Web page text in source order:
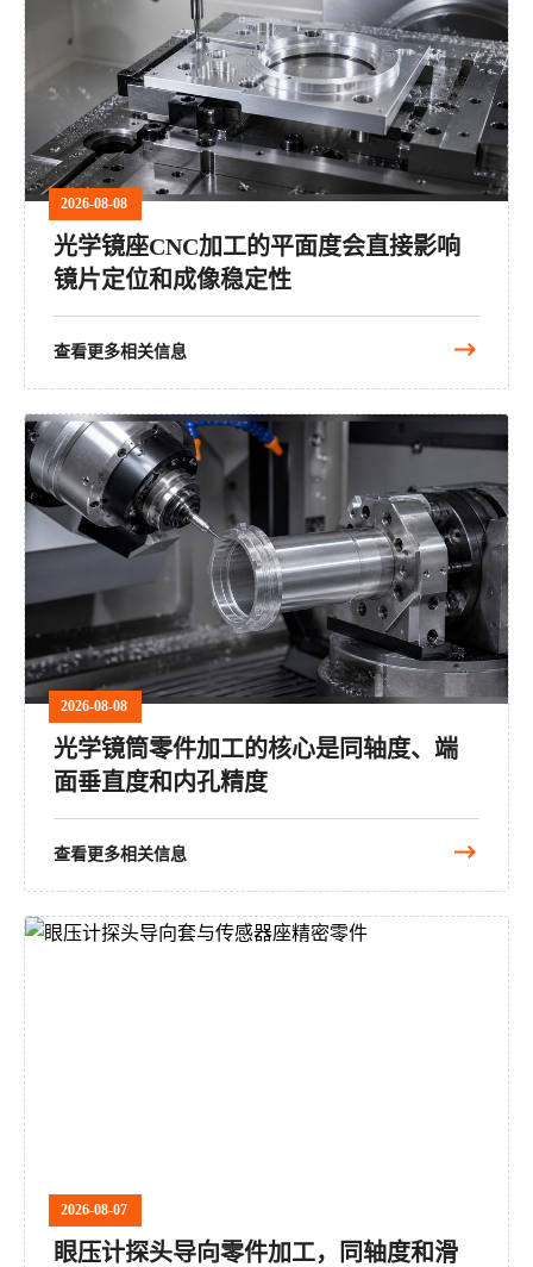
2026-08-08
光学镜座CNC加工的平面度会直接影响
镜片定位和成像稳定性
查看更多相关信息
2026-08-08
光学镜筒零件加工的核心是同轴度、端
面垂直度和内孔精度
查看更多相关信息
2026-08-07
眼压计探头导向零件加工，同轴度和滑